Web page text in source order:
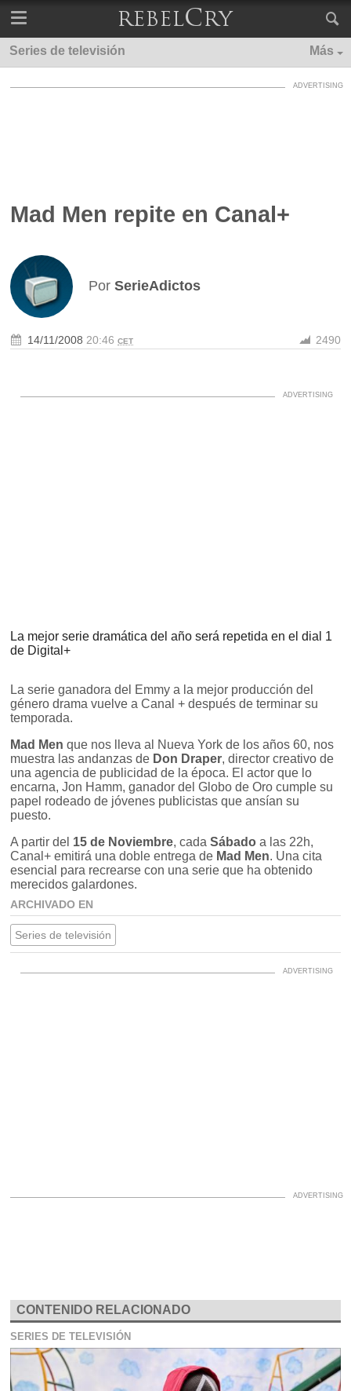
Series de televisión Más
Mad Men repite en Canal+
PorSerieAdictos
14/11/2008 20:46CET 2490
La mejor serie dramática del año será repetida en el dial 1
de Digital+
La serie ganadora del Emmy a la mejor producción del
género drama vuelve a Canal + después de terminar su
temporada.
Mad Men que nos lleva al Nueva York de los años 60, nos
muestra las andanzas de Don Draper, director creativo de
una agencia de publicidad de la época. El actor que lo
encarna, Jon Hamm, ganador del Globo de Oro cumple su
papel rodeado de jóvenes publicistas que ansían su
puesto.
A partir del 15 de Noviembre, cadaSábado a las 22h,
Canal+ emitirá una doble entrega de Mad Men. Una cita
esencial para recrearse con una serie que ha obtenido
merecidos galardones.
ARCHIVADO EN
Series de televisión
CONTENIDO RELACIONADO
SERIES DE TELEVISIÓN